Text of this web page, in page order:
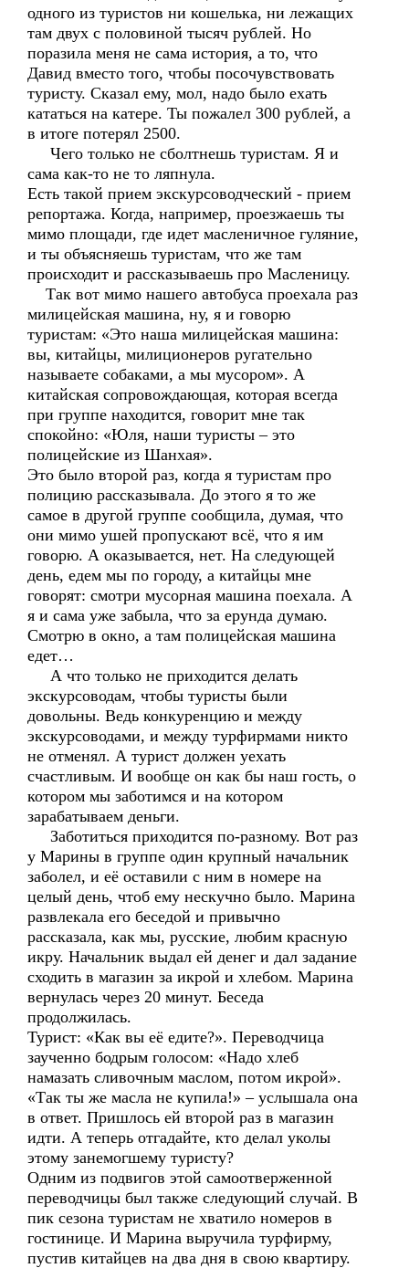
одного из туристов ни кошелька, ни лежащих
там двух с половиной тысяч рублей. Но
поразила меня не сама история, а то, что
Давид вместо того, чтобы посочувствовать
туристу. Сказал ему, мол, надо было ехать
кататься на катере. Ты пожалел 300 рублей, а
в итоге потерял 2500.
Чего только не сболтнешь туристам. Я и
сама как-то не то ляпнула.
Есть такой прием экскурсоводческий - прием
репортажа. Когда, например, проезжаешь ты
мимо площади, где идет масленичное гуляние,
и ты объясняешь туристам, что же там
происходит и рассказываешь про Масленицу.
Так вот мимо нашего автобуса проехала раз
милицейская машина, ну, я и говорю
туристам: «Это наша милицейская машина:
вы, китайцы, милиционеров ругательно
называете собаками, а мы мусором». А
китайская сопровождающая, которая всегда
при группе находится, говорит мне так
спокойно: «Юля, наши туристы – это
полицейские из Шанхая».
Это было второй раз, когда я туристам про
полицию рассказывала. До этого я то же
самое в другой группе сообщила, думая, что
они мимо ушей пропускают всё, что я им
говорю. А оказывается, нет. На следующей
день, едем мы по городу, а китайцы мне
говорят: смотри мусорная машина поехала. А
я и сама уже забыла, что за ерунда думаю.
Смотрю в окно, а там полицейская машина
едет…
А что только не приходится делать
экскурсоводам, чтобы туристы были
довольны. Ведь конкуренцию и между
экскурсоводами, и между турфирмами никто
не отменял. А турист должен уехать
счастливым. И вообще он как бы наш гость, о
котором мы заботимся и на котором
зарабатываем деньги.
Заботиться приходится по-разному. Вот раз
у Марины в группе один крупный начальник
заболел, и её оставили с ним в номере на
целый день, чтоб ему нескучно было. Марина
развлекала его беседой и привычно
рассказала, как мы, русские, любим красную
икру. Начальник выдал ей денег и дал задание
сходить в магазин за икрой и хлебом. Марина
вернулась через 20 минут. Беседа
продолжилась.
Турист: «Как вы её едите?». Переводчица
заученно бодрым голосом: «Надо хлеб
намазать сливочным маслом, потом икрой».
«Так ты же масла не купила!» – услышала она
в ответ. Пришлось ей второй раз в магазин
идти. А теперь отгадайте, кто делал уколы
этому занемогшему туристу?
Одним из подвигов этой самоотверженной
переводчицы был также следующий случай. В
пик сезона туристам не хватило номеров в
гостинице. И Марина выручила турфирму,
пустив китайцев на два дня в свою квартиру.